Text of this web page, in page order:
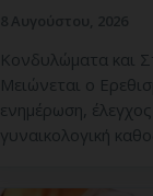
Κονδυλώματα και
Μειώνεται ο
ενημέρωση,
γυναικολογική